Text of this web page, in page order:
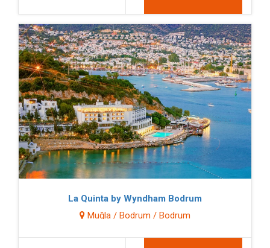
La Quinta by Wyndham Bodrum
Muğla / Bodrum / Bodrum